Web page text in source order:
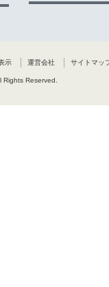
示 運営会社 サイトマッ
Reserved.